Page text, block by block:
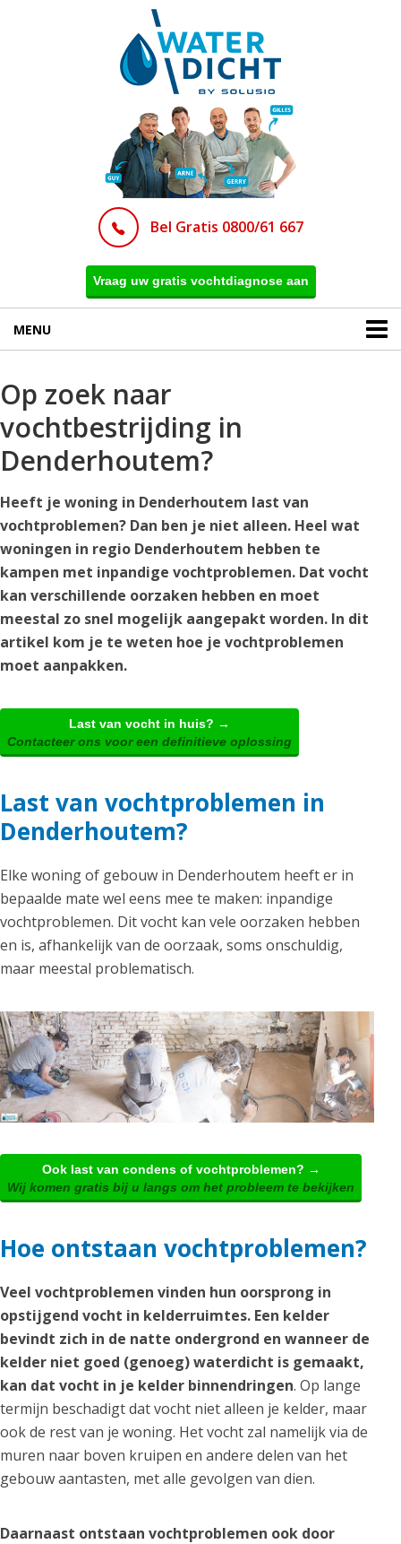
Bel Gratis 0800/61 667
Vraag uw gratis vochtdiagnose aan
MENU
Op zoek naar
vochtbestrijding in
Denderhoutem?
Heeft je woning in Denderhoutem last van
vochtproblemen? Dan ben je niet alleen. Heel wat
woningen in regio Denderhoutem hebben te
kampen met inpandige vochtproblemen. Dat vocht
kan verschillende oorzaken hebben en moet
meestal zo snel mogelijk aangepakt worden. In dit
artikel kom je te weten hoe je vochtproblemen
moet aanpakken.
Last van vocht in huis? →
Contacteer ons voor een definitieve oplossing
Last van vochtproblemen in
Denderhoutem?
Elke woning of gebouw in Denderhoutem heeft er in
bepaalde mate wel eens mee te maken: inpandige
vochtproblemen. Dit vocht kan vele oorzaken hebben
en is, afhankelijk van de oorzaak, soms onschuldig,
maar meestal problematisch.
Ook last van condens of vochtproblemen? →
Wij komen gratis bij u langs om het probleem te bekijken
Hoe ontstaan vochtproblemen?
Veel vochtproblemen vinden hun oorsprong in
opstijgend vocht in kelderruimtes. Een kelder
bevindt zich in de natte ondergrond en wanneer de
kelder niet goed (genoeg) waterdicht is gemaakt,
kan dat vocht in je kelder binnendringen. Op lange
termijn beschadigt dat vocht niet alleen je kelder, maar
ook de rest van je woning. Het vocht zal namelijk via de
muren naar boven kruipen en andere delen van het
gebouw aantasten, met alle gevolgen van dien.
Daarnaast ontstaan vochtproblemen ook door